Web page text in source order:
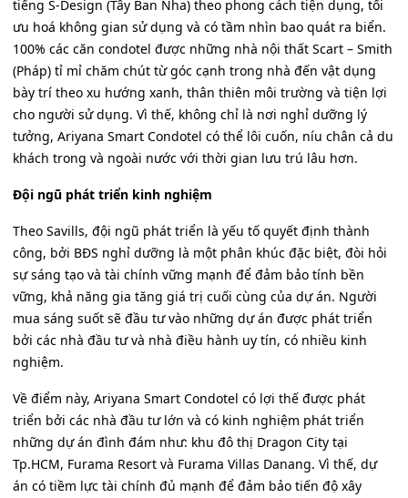
tiếng S-Design (Tây Ban Nha) theo phong cách tiện dụng, tối
ưu hoá không gian sử dụng và có tầm nhìn bao quát ra biển.
100% các căn condotel được những nhà nội thất Scart – Smith
(Pháp) tỉ mỉ chăm chút từ góc cạnh trong nhà đến vật dụng
bày trí theo xu hướng xanh, thân thiên môi trường và tiện lợi
cho người sử dụng. Vì thế, không chỉ là nơi nghỉ dưỡng lý
tưởng, Ariyana Smart Condotel có thể lôi cuốn, níu chân cả du
khách trong và ngoài nước với thời gian lưu trú lâu hơn.
Đội ngũ phát triển kinh nghiệm
Theo Savills, đội ngũ phát triển là yếu tố quyết định thành
công, bởi BĐS nghỉ dưỡng là một phân khúc đặc biệt, đòi hỏi
sự sáng tạo và tài chính vững mạnh để đảm bảo tính bền
vững, khả năng gia tăng giá trị cuối cùng của dự án. Người
mua sáng suốt sẽ đầu tư vào những dự án được phát triển
bởi các nhà đầu tư và nhà điều hành uy tín, có nhiều kinh
nghiệm.
Về điểm này, Ariyana Smart Condotel có lợi thế được phát
triển bởi các nhà đầu tư lớn và có kinh nghiệm phát triển
những dự án đình đám như: khu đô thị Dragon City tại
Tp.HCM, Furama Resort và Furama Villas Danang. Vì thế, dự
án có tiềm lực tài chính đủ mạnh để đảm bảo tiến độ xây